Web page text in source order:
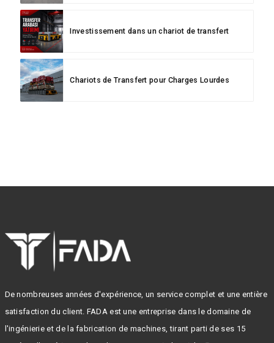
Investissement dans un chariot de transfert
Chariots de Transfert pour Charges Lourdes
De nombreuses années d'expérience, un service complet et une entière
satisfaction du client. FADA est une entreprise dans le domaine de
l'ingénierie et de la fabrication de machines, tirant parti de ses 15